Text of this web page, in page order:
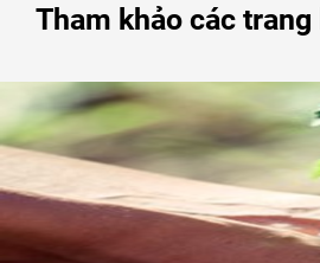
Tham khảo các